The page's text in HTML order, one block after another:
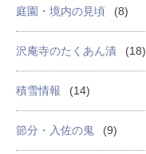
庭園・境内の見頃 (8)
沢庵寺のたくあん漬 (18)
積雪情報 (14)
節分・入佐の鬼 (9)